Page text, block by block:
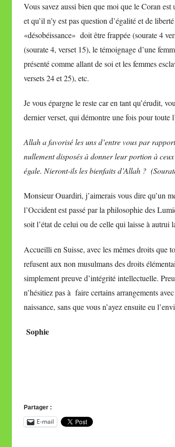
Vous savez aussi bien que moi que le Coran
et qu’il n’y est pas question d’égalité et de
«désobéissance» doit être frappée (sourate 4
(sourate 4, verset 15), le témoignage d’une
présenté comme allant de soi et les femmes
versets 24 et 25), etc.
Je vous épargne le reste car en tant qu’érudit,
dernier verset, qui démontre une fois pour
Allah a favorisé les uns d’entre vous par
nullement disposés à donner leur portion à
égale. Nieront-ils les bienfaits d’Allah ?
Monsieur Ouardiri, j’aimerais vous dire qu’un
l’Occident est passé par la philosophie des
soit l’état de celui ou de celle qui laisse à autrui
Accueilli en Suisse, avec les mêmes droits que
refusent aux non musulmans des droits
simplement preuve d’intégrité intellectuelle.
n’hésitiez pas à faire certains arrangements
naissance, sans que vous n’ayez ensuite eu
Sophie
Partager :
E-mail